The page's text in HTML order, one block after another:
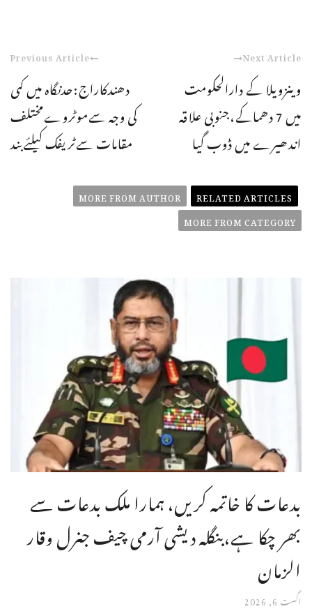
Previous Article
دھندکاراج:حدنگاہ میں کمی
کی وجہ سےموٹروےمختلف
مقامات سےٹریفک کیلئےبند
Next Article
وینزویلا کے دارالحکومت
میں 7 دھماکے،جنوبی علاقہ
اندھیرے میں ڈوب گیا
RELATED ARTICLES
MORE FROM AUTHOR
MORE FROM CATEGORY
بدعات کا خاتمہ کریں، ہمارا ملک بدعات سے
بھر چکا ہے،بنگله دیشی آرمی چیف جنرل وقار
الزمان
اگست 6, 2026